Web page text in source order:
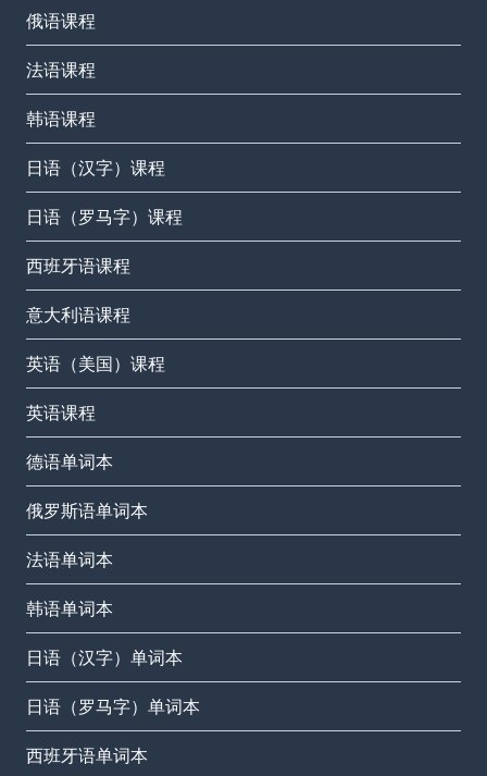
俄语课程
法语课程
韩语课程
日语（汉字）课程
日语（罗马字）课程
西班牙语课程
意大利语课程
英语（美国）课程
英语课程
德语单词本
俄罗斯语单词本
法语单词本
韩语单词本
日语（汉字）单词本
日语（罗马字）单词本
西班牙语单词本